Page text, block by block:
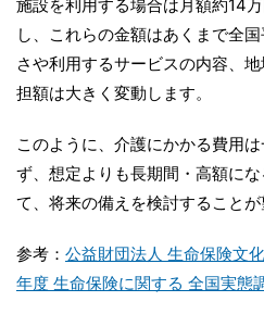
施設を利用する場合は月額約14
し、これらの金額はあくまで全
さや利用するサービスの内容、
担額は大きく変動します。
このように、介護にかかる費用
ず、想定よりも長期間・高額に
て、将来の備えを検討することが
参考： 公益財団法人 生命保険文
年度 生命保険に関する 全国実態